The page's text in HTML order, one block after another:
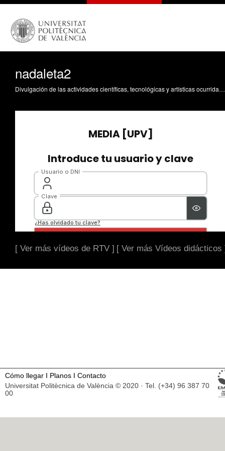
nadaleta2
Divulgación de las actividades científicas, tecnológicas y artísticas ocurridas en los tres campus de la UPV
[ Ver más vídeos de RTV ] [ Ver más Vídeos didácticos
Cómo llegar I Planos I Contacto
Universitat Politècnica de València © 2020 · Tel. (+34) 96 387 70
00